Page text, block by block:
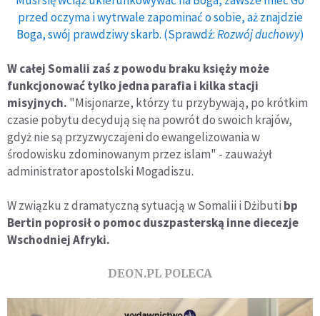
przed oczyma i wytrwale zapominać o sobie, aż znajdzie
Boga, swój prawdziwy skarb. (Sprawdź:Rozwój duchowy)
W całej Somalii zaś z powodu braku księży może
funkcjonować tylko jedna parafia i kilka stacji
misyjnych. "Misjonarze, którzy tu przybywają, po krótkim
czasie pobytu decydują się na powrót do swoich krajów,
gdyż nie są przyzwyczajeni do ewangelizowania w
środowisku zdominowanym przez islam" - zauważył
administrator apostolski Mogadiszu.
W związku z dramatyczną sytuacją w Somalii i Dżibuti bp
Bertin poprosił o pomoc duszpasterską inne diecezje
Wschodniej Afryki.
DEON.PL POLECA